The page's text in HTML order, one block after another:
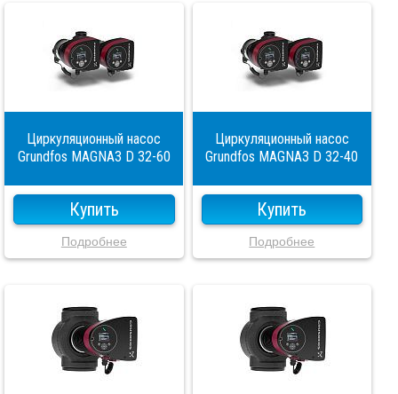
Циркуляционный насос
Grundfos MAGNA3 D 32-60
Купить
Подробнее
Циркуляционный насос
Grundfos MAGNA3 D 32-40
Купить
Подробнее